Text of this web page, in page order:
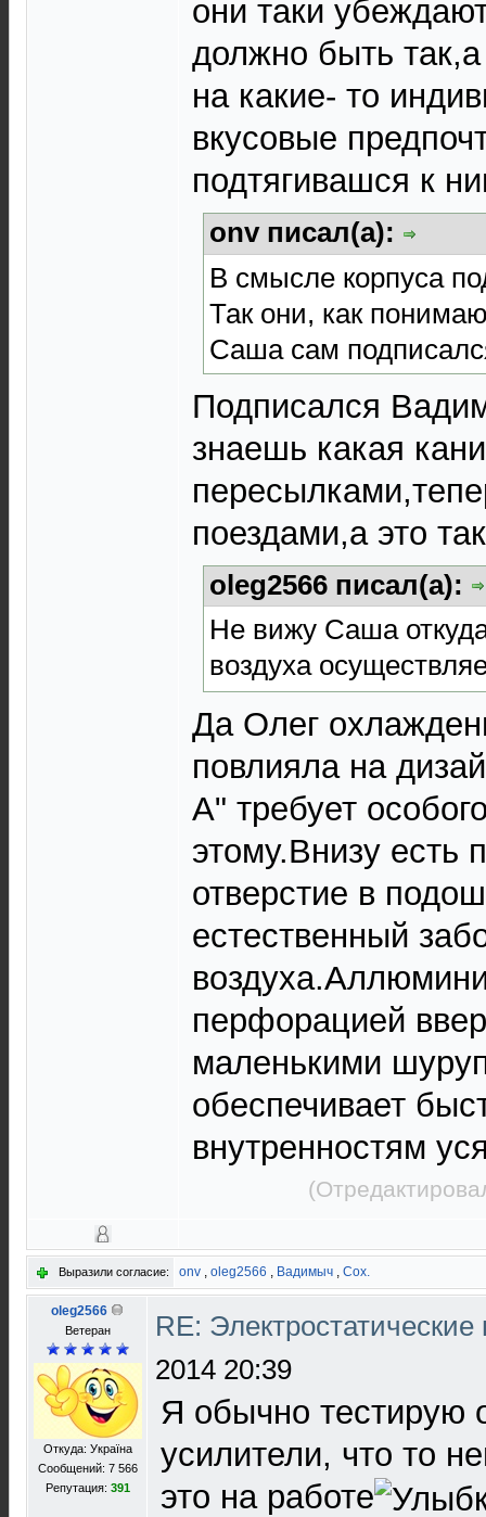
они таки
должно быть
на какие- то
вкусовые
подтягивашся к
onv писал(а):
В смысле корпуса
Так они, как
Саша сам
Подписался
знаешь какая
поездами,а это
oleg2566 писал(а):
Не вижу Саша
воздуха
Да Олег
повлияла на
А" требует
этому.Внизу есть
отверстие в
естественный
перфорацией
маленькими
обеспечивает
внутренностям
Выразили согласие: onv , oleg2566 , Вадимыч , Cox.
oleg2566
Ветеран
Откуда: Україна
Сообщений: 7 566
Репутация: 391
RE:
2014 20:39
Я обычно тестирую
усилители, что то
это на работе